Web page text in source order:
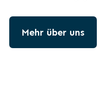
Mehr über uns